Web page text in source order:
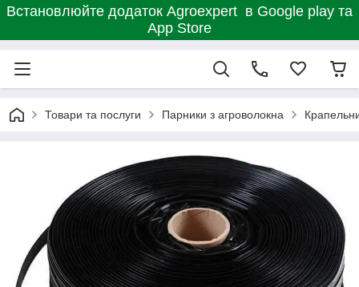
Встановлюйте додаток Agroexpert в Google play та
App Store
Товари та послуги Парники з агроволокна